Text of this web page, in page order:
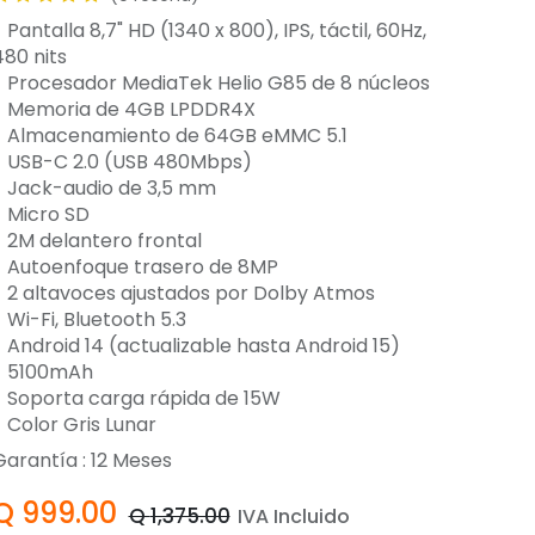
8,7" HD (1340 x 800), IPS, táctil, 60Hz,
nits
MediaTek Helio G85 de 8 núcleos
de 4GB LPDDR4X
de 64GB eMMC 5.1
C 2.0 (USB 480Mbps)
audio de 3,5 mm
SD
delantero frontal
trasero de 8MP
altavoces ajustados por Dolby Atmos
Fi, Bluetooth 5.3
14 (actualizable hasta Android 15)
carga rápida de 15W
Gris Lunar
: 12Meses
999.00 Q1,375.00 IVA Incluido